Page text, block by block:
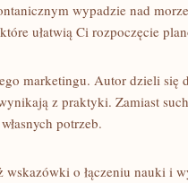
wypadzie nad
ułatwią Ci rozpoczęcie
marketingu. Autor dzieli się
z praktyki. Zamiast
potrzeb.
o łączeniu nauki i